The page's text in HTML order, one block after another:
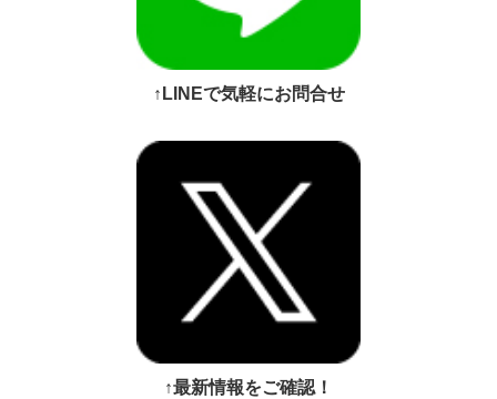
↑LINEで気軽にお問合せ
↑最新情報をご確認！